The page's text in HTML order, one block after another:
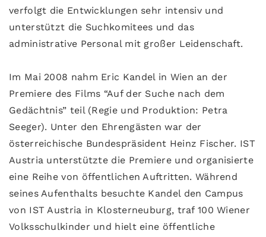
verfolgt die Entwicklungen sehr intensiv und
unterstützt die Suchkomitees und das
administrative Personal mit großer Leidenschaft.
Im Mai 2008 nahm Eric Kandel in Wien an der
Premiere des Films “Auf der Suche nach dem
Gedächtnis” teil (Regie und Produktion: Petra
Seeger). Unter den Ehrengästen war der
österreichische Bundespräsident Heinz Fischer. IST
Austria unterstützte die Premiere und organisierte
eine Reihe von öffentlichen Auftritten. Während
seines Aufenthalts besuchte Kandel den Campus
von IST Austria in Klosterneuburg, traf 100 Wiener
Volksschulkinder und hielt eine öffentliche